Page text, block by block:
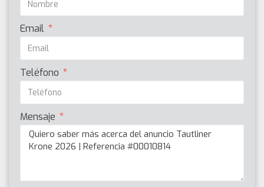
Email
Teléfono
Mensaje